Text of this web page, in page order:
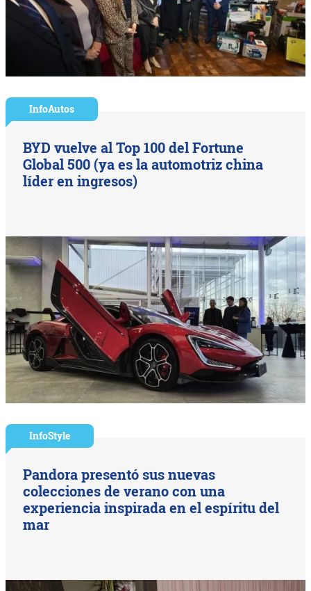
InfoAutos
BYD vuelve al Top 100 del Fortune
Global 500 (ya es la automotriz china
líder en ingresos)
InfoStyle
Pandora presentó sus nuevas
colecciones de verano con una
experiencia inspirada en el espíritu del
mar